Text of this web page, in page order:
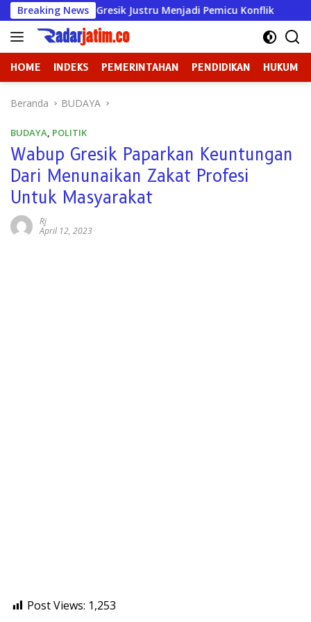
Langsung
ke
konten
Breaking News
DPRD Gresik Justru Menjadi Pemicu Konflik
HOME INDEKS PEMERINTAHAN PENDIDIKAN HUKUM
Beranda BUDAYA
BUDAYA, POLITIK
Wabup Gresik Paparkan Keuntungan
Dari Menunaikan Zakat Profesi
Untuk Masyarakat
Rj
April 12, 2023
Post Views: 1,253